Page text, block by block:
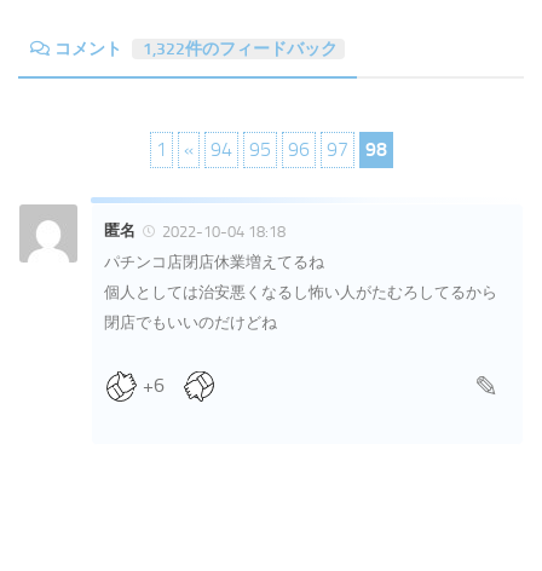
コメント 1,322件のフィードバック
1 « 94 95 96 97 98
匿名
2022-10-04 18:18
パチンコ店閉店休業増えてるね
個人としては治安悪くなるし怖い人がたむろしてるから
閉店でもいいのだけどね
+6